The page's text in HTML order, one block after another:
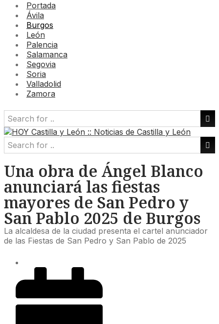
Portada
Ávila
Burgos
León
Palencia
Salamanca
Segovia
Soria
Valladolid
Zamora
Una obra de Ángel Blanco
anunciará las fiestas
mayores de San Pedro y
San Pablo 2025 de Burgos
La alcaldesa de la ciudad presenta el cartel anunciador
de las Fiestas de San Pedro y San Pablo de 2025